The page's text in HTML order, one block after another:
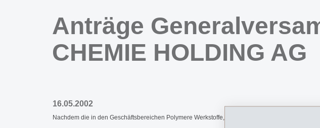
Anträge
CHEMIE HOLDING AG
16.05.2002
Nachdem die in den Geschäftsbereichen Polymere Werkstoffe, Feinchemikalien und